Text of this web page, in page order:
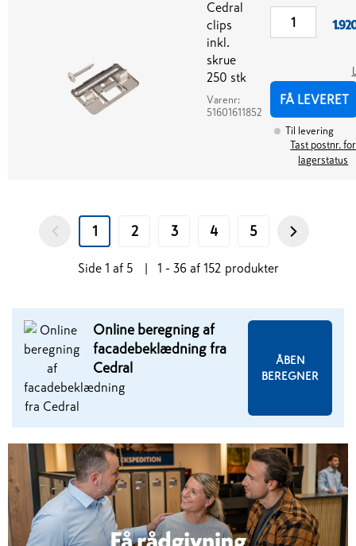
Cedral
clips
inkl.
skrue
250 stk
Varenr:
51601611852
FÅ LEVERET
Til levering
Tast postnr. for
lagerstatus
1 2 3 4 5
Side 1 af 5 1 - 36af 152 produkter
Online beregning af
facadebeklædning fra
Cedral
ÅBEN
BEREGNER